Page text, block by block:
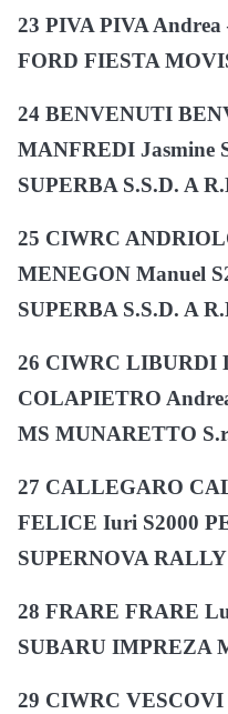
23 PIVA PIVA Andrea
FORD FIESTA
24 BENVENUTI
MANFREDI Jasmine
SUPERBA S.S.D. A
25 CIWRC
MENEGON Manuel
SUPERBA S.S.D. A
26 CIWRC LIBURDI
COLAPIETRO
MS MUNARETTO
27 CALLEGARO
FELICE Iuri S2000
SUPERNOVA
28 FRARE FRARE
SUBARU IMPREZA
29 CIWRC